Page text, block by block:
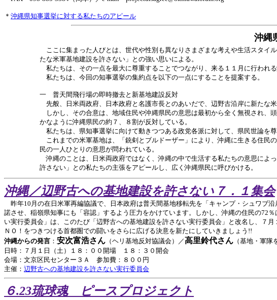
＊ 沖縄県知事選挙に対する私たちのアピール
沖縄
ここに集まった人びとは、世代や性別も異なりさまざまな考えや生活スタイ
たな米軍基地建設を許さない」との強い思いによる。
私たちは、その一点を最大に尊重することでつながり、来る１１月に行われ
私たちは、今回の知事選挙の集約点を以下の一点にすることを提案する。
一 普天間飛行場の即時撤去と新基地建設反対
先般、日米両政府、日本政府と名護市長とのあいだで、辺野古沿岸に新たな
しかし、その合意は、地域住民や沖縄県民の意思は最初から全く無視され、
かなように沖縄県民の約７、８割が反対している。
私たちは、県知事選挙に向けて動きつつある政党各派に対して、県民世論を
これまでの米軍基地は、「銃剣とブルドーザー」により、沖縄に生きる住民
民の一人ひとりの意思が問われている。
沖縄のことは、日米両政府ではなく、沖縄の中で生活する私たちの意思によ
許さない」との私たちの主張をアピールし、広く沖縄県民に呼びかける。
沖縄／辺野古への基地建設を許さない７．１集会
昨年10月の在日米軍再編協議で、日本政府は普天間基地移転先を「キャンプ・シュワブ
諾させ、稲嶺県知事にも「容認」するよう圧力をかけています。しかし、沖縄の住民の72
い実行委員会」は、このたび「辺野古への基地建設を許さない実行委員会」と改名し、７
ＮＯ！をつきつける首都圏での闘いをさらに広げる決意を新たにしていきましょう!!
沖縄からの発言 ： 安次富浩さん （ヘリ基地反対協議会）／高里鈴代さん （基地・軍隊
日時：７月１日（土）１８：００開場 １８：３０開会
会場：文京区民センター３Ａ 参加費：８００円
主催： 辺野古への基地建設を許さない実行委員会
６.23琉球魂 ピースプロジェクト